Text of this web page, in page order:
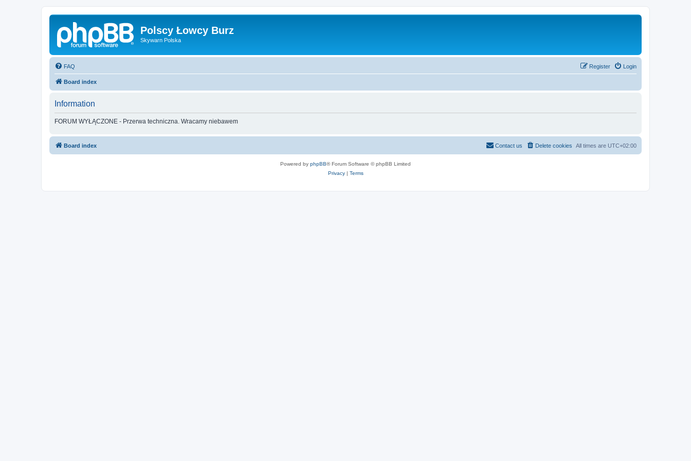
Polscy Łowcy Burz
Skywarn Polska
FAQ Login
Register
Board index
Information
FORUM WYŁĄCZONE - Przerwa techniczna. Wracamy niebawem
Board index All times are UTC+02:00
Delete cookies
Contact us
Powered by phpBB® Forum Software © phpBB Limited
Privacy| Terms